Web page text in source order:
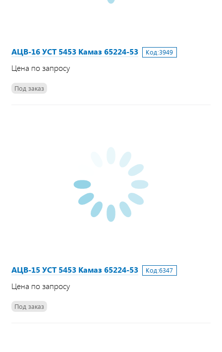
АЦВ-16 УСТ 5453 Камаз 65224-53 Код:3949
Цена по запросу
Под заказ
АЦВ-15 УСТ 5453 Камаз 65224-53 Код:6347
Цена по запросу
Под заказ